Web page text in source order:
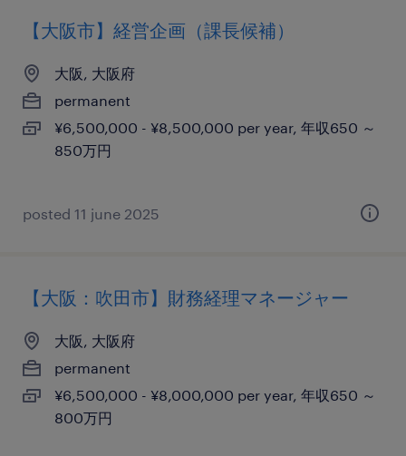
【大阪市】経営企画（課長候補）
大阪, 大阪府
permanent
¥6,500,000 - ¥8,500,000 per year, 年収650 ～
850万円
posted 11 june 2025
【大阪：吹田市】財務経理マネージャー
大阪, 大阪府
permanent
¥6,500,000 - ¥8,000,000 per year, 年収650 ～
800万円